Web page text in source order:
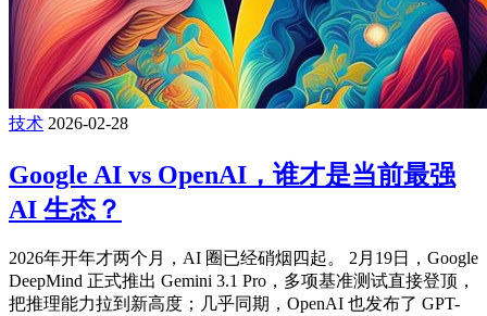
技术 2026-02-28
Google AI vs OpenAI，谁才是当前最强
AI 生态？
2026年开年才两个月，AI 圈已经硝烟四起。 2月19日，Google
DeepMind 正式推出 Gemini 3.1 Pro，多项基准测试直接登顶，
把推理能力拉到新高度；几乎同期，OpenAI 也发布了 GPT-